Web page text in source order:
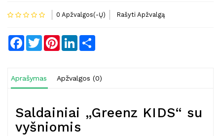
0 Apžvalgos(-Ų) Rašyti Apžvalgą
Facebook
TwitterPinterestLinkedIn
Aprašymas Apžvalgos (0)
Saldainiai „Greenz KIDS“ su
vyšniomis